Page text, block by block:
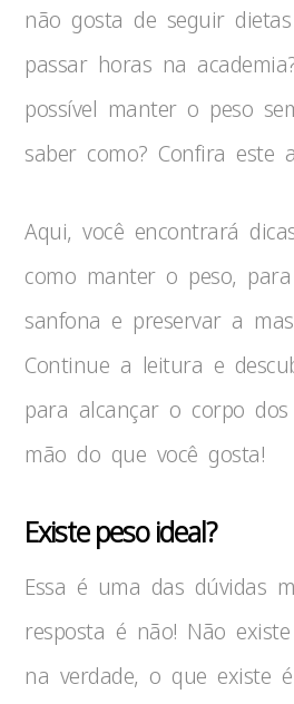
não gosta de seguir
passar horas na
possível manter o peso
saber como? Confira este
Aqui, você encontrará
como manter o peso,
sanfona e preservar a
Continue a leitura e
para alcançar o corpo
mão do que você gosta!
Existe peso ideal?
Essa é uma das dúvidas
resposta é não! Não
na verdade, o que existe